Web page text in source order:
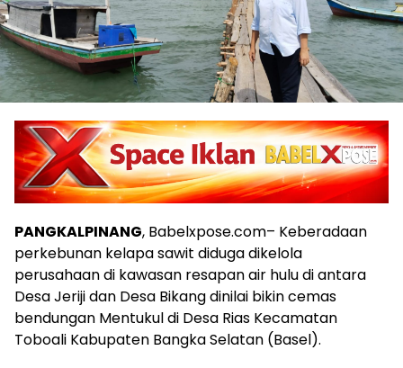
PANGKALPINANG, Babelxpose.com– Keberadaan
perkebunan kelapa sawit diduga dikelola
perusahaan di kawasan resapan air hulu di antara
Desa Jeriji dan Desa Bikang dinilai bikin cemas
bendungan Mentukul di Desa Rias Kecamatan
Toboali Kabupaten Bangka Selatan (Basel).